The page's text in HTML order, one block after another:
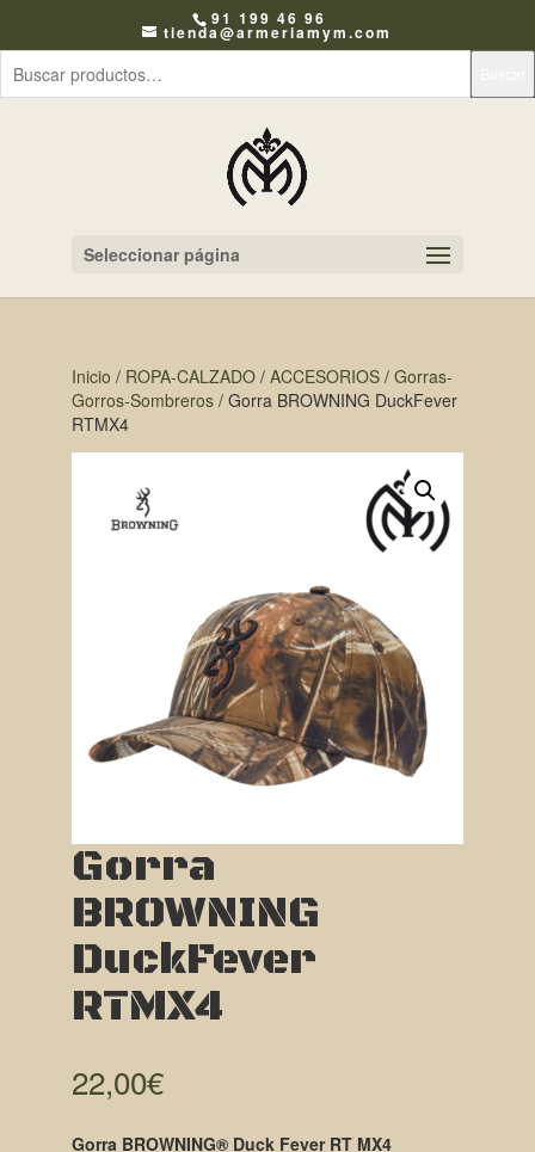
91 199 46 96
tienda@armeriamym.com
Seleccionar página
Inicio / ROPA-CALZADO/ ACCESORIOS/ Gorras-
Gorros-Sombreros/ Gorra BROWNING DuckFever
RTMX4
Gorra
BROWNING
DuckFever
RTMX4
22,00€
Gorra BROWNING® Duck Fever RT MX4